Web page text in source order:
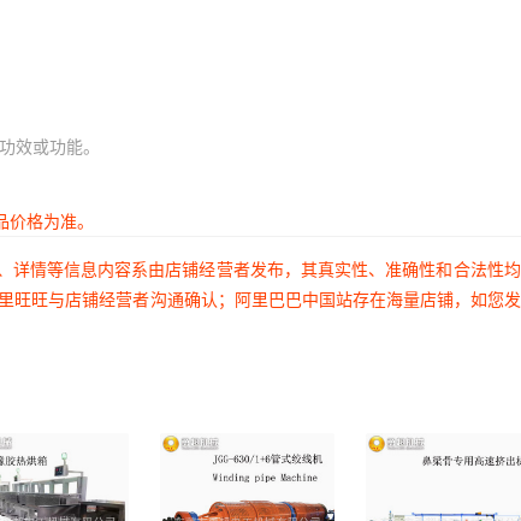
效或功能。
格为准。
情等信息内容系由店铺经营者发布，其真实性、准确性和合法性
旺与店铺经营者沟通确认；阿里巴巴中国站存在海量店铺，如您